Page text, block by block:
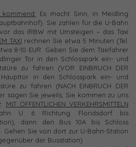
Es macht Sinn, in Meidling
Sie zahlen für die U-Bahn
das IRBW mit Umsteigen – das Taxi
TAXI rechnen Sie etwa 5 Minuten (Tel.
8-10 EUR. Geben Sie dem Taxifahrer
Tor in den Schlosspark ein- und
zu fahren (VOR EINBRUCH DER
Haupttor in den Schlosspark ein- und
zu fahren (NACH EINBRUCH DER
sagen Sie jeweils, Sie kommen zu uns
MIT ÖFFENTLICHEN VERKEHRSMITTELN
U 6 Richtung Floridsdorf bis
dann den Bus 10A bis Schloss
Gehen Sie von dort zur U-Bahn-Station
der Busstation)